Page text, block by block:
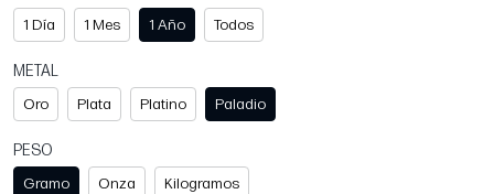
1 Día
1 Mes 1 Año Todos
METAL
Oro
Plata Platino Paladio
PESO
Gramo
Onza Kilogramos